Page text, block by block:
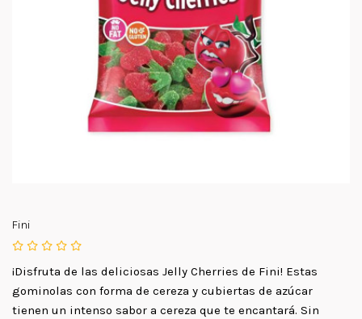
Fini
¡Disfruta de las deliciosas Jelly Cherries de Fini! Estas
gominolas con forma de cereza y cubiertas de azúcar
tienen un intenso sabor a cereza que te encantará. Sin